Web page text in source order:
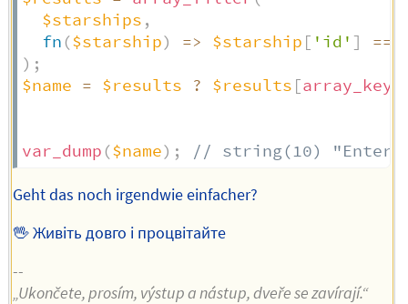
$starships ,
fn ($starship) => $starship [ 'id' ]
===
) ;
$name = $results ? $results [
var_dump ($name) ; // string(10)
Geht das noch irgendwie einfacher?
🖖 Живіть довго і процвітайте
--
„Ukončete, prosím, výstup a nástup, dveře se zavírají.“